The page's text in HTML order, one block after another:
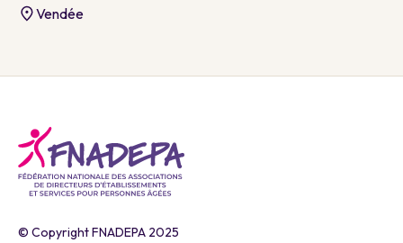
Vendée
© Copyright FNADEPA 2025